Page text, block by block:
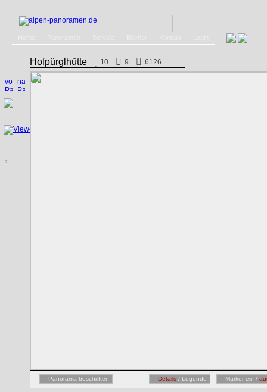
Hofpürglhütte 10 9 6126
Panorama beschriften Details / Legende Marker ein /